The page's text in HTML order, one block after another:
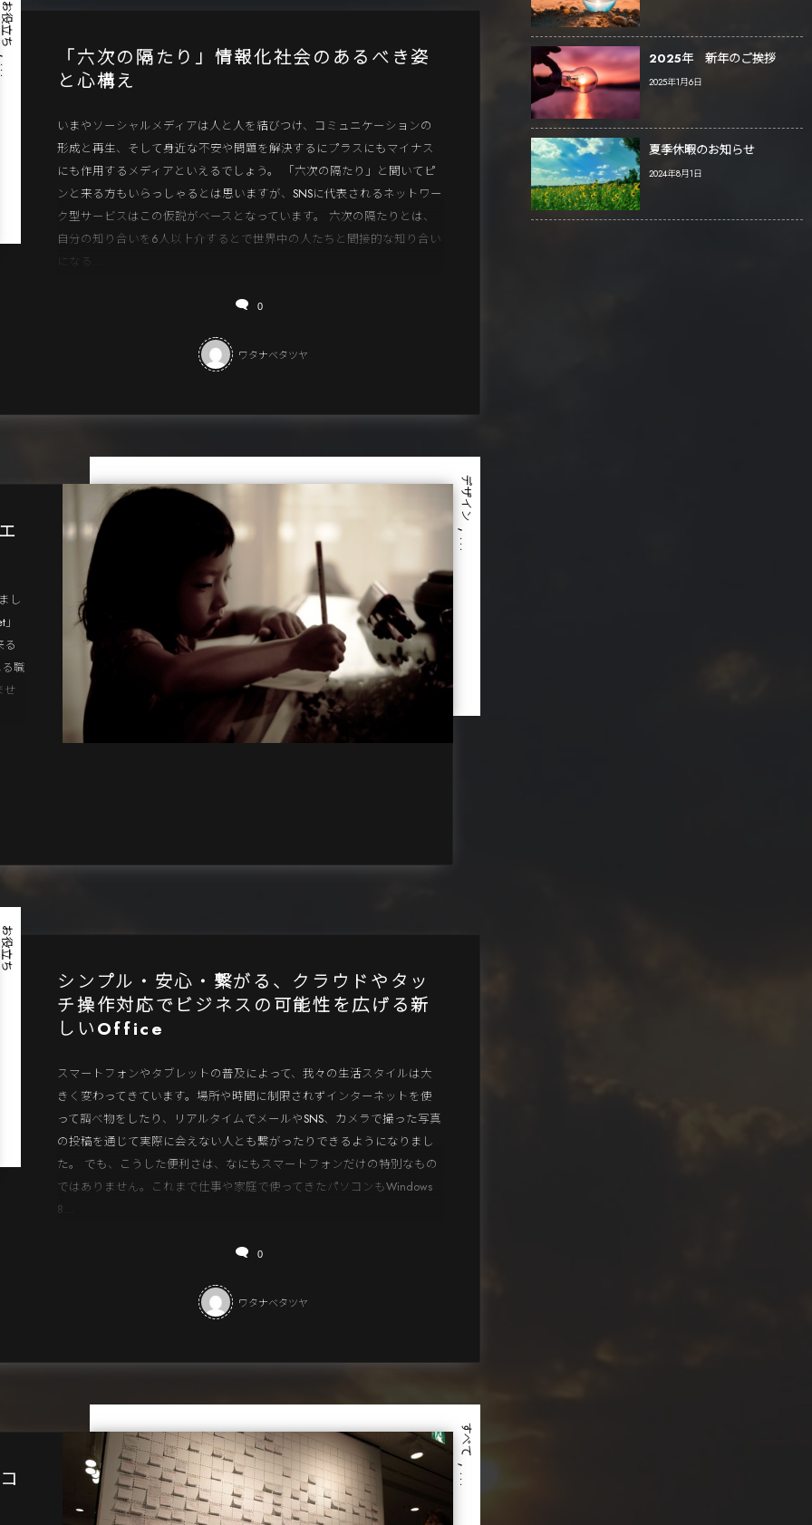
ち
「六次の隔たり」情報化社会のあるべき姿
と心構え
いまやソーシャルメディアは人と人を結びつけ、コミュニケーションの
形成と再生、そして身近な不安や問題を解決するにプラスにもマイナス
にも作用するメディアといえるでしょう。 「六次の隔たり」と聞いてピ
ンと来る方もいらっしゃるとは思いますが、SNSに代表されるネットワー
ク型サービスはこの仮説がベースとなっています。 六次の隔たりとは、
自分の知り合いを6人以上介するとで世界中の人たちと間接的な知り合い
になる...
0
ワタナベタツヤ
デザイン
, …
し
る
職
せ
ち
シンプル・安心・繋がる、クラウドやタッ
チ操作対応でビジネスの可能性を広げる新
しいOffice
スマートフォンやタブレットの普及によって、我々の生活スタイルは大
きく変わってきています。場所や時間に制限されずインターネットを使
って調べ物をしたり、リアルタイムでメールやSNS、カメラで撮った写真
の投稿を通じて実際に会えない人とも繋がったりできるようになりまし
た。 でも、こうした便利さは、なにもスマートフォンだけの特別なもの
ではありません。これまで仕事や家庭で使ってきたパソコンもWindows
8...
0
ワタナベタツヤ
すべて
, …
2025年 新年のご挨拶
2025年1月6日
夏季休暇のお知らせ
2024年8月1日